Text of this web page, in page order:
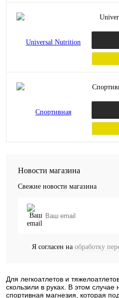
Новости магазина
Свежие новости магазина
Я согласен на обработку
Для легкоатлетов и
скользили в руках. В этом
спортивная магнезия, которая